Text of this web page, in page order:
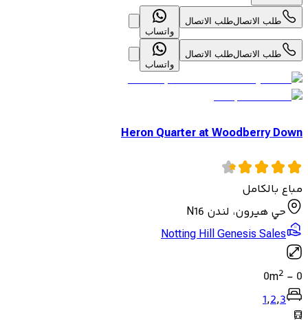
طلب الاتصالطلب الاتصال
واتساب
طلب الاتصالطلب الاتصال
واتساب
Heron Quarter at Woodberry Down
مباع بالكامل
حي هيرون، لندن N16
Notting Hill Genesis Sales
0
-
0m2
1,2,3